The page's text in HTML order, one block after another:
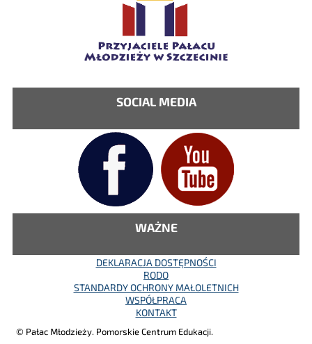
SOCIAL MEDIA
WAŻNE
DEKLARACJA DOSTĘPNOŚCI
RODO
STANDARDY OCHRONY MAŁOLETNICH
WSPÓŁPRACA
KONTAKT
© Pałac Młodzieży. Pomorskie Centrum Edukacji.